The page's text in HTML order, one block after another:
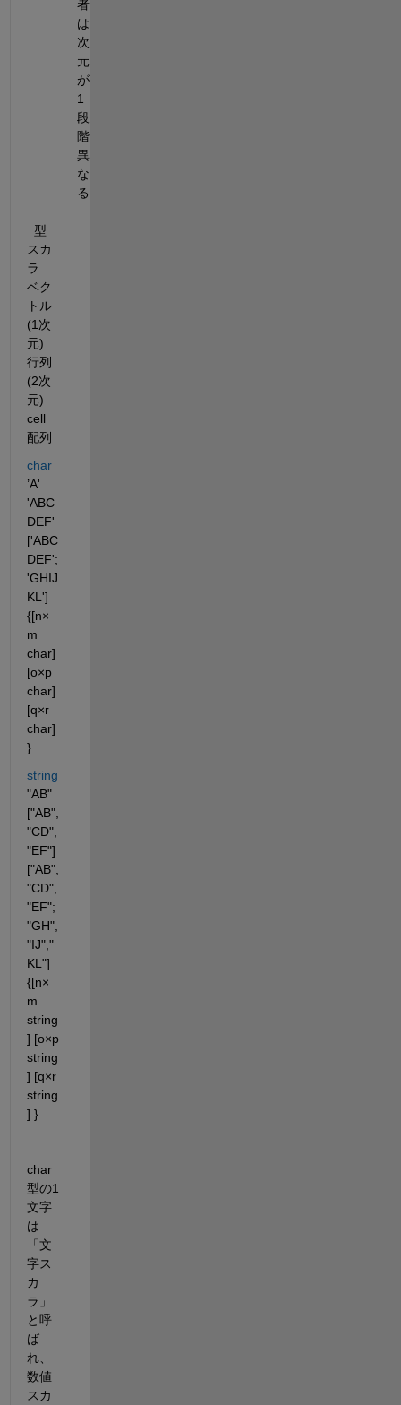
者
は
次
元
が
1
段
階
異
な
る
  型
スカ
ラ
ベク
トル
(1次
元)
行列
(2次
元)
cell
配列
char
’A'
'ABC
DEF'
['ABC
DEF';
'GHIJ
KL']
{[n×
m
char]
[o×p
char]
[q×r
char]
}
string
"AB"
["AB",
"CD",
"EF"]
["AB",
"CD",
"EF";
"GH",
"IJ","
KL"]
{[n×
m
string
] [o×p
string
] [q×r
string
] }
char
型の1
文字
は
「文
字ス
カ
ラ」
と呼
ば
れ、
数値
スカ